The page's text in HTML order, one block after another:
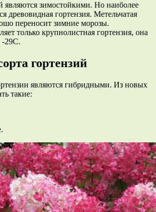
являются зимостойкими. Но наиболее
древовидная гортензия. Метельчатая
переносит зимние морозы.
только крупнолистная гортензия, она
-29С.
гортензий
являются гибридными. Из новых
такие: